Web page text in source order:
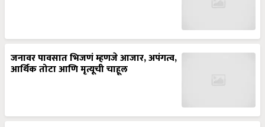
जनावर पावसात भिजणं म्हणजे आजार, अपंगत्व,
आर्थिक तोटा आणि मृत्यूची चाहूल